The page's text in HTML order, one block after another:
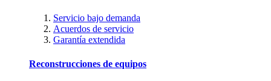
Servicio bajo demanda
Acuerdos de servicio
Garantía extendida
Reconstrucciones de equipos